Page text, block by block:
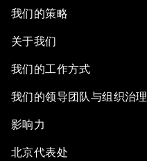
我们的策略
关于我们
我们的工作方式
我们的领导团队与组织治理
影响力
北京代表处